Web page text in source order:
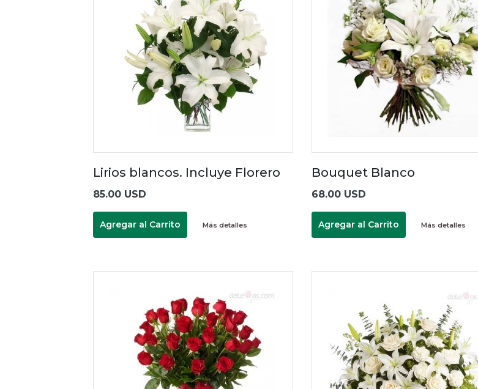
Lirios blancos. Incluye Florero
85.00 USD
Agregar al Carrito Más detalles
Bouquet Blanco
68.00 USD
Agregar al Carrito Más detalles